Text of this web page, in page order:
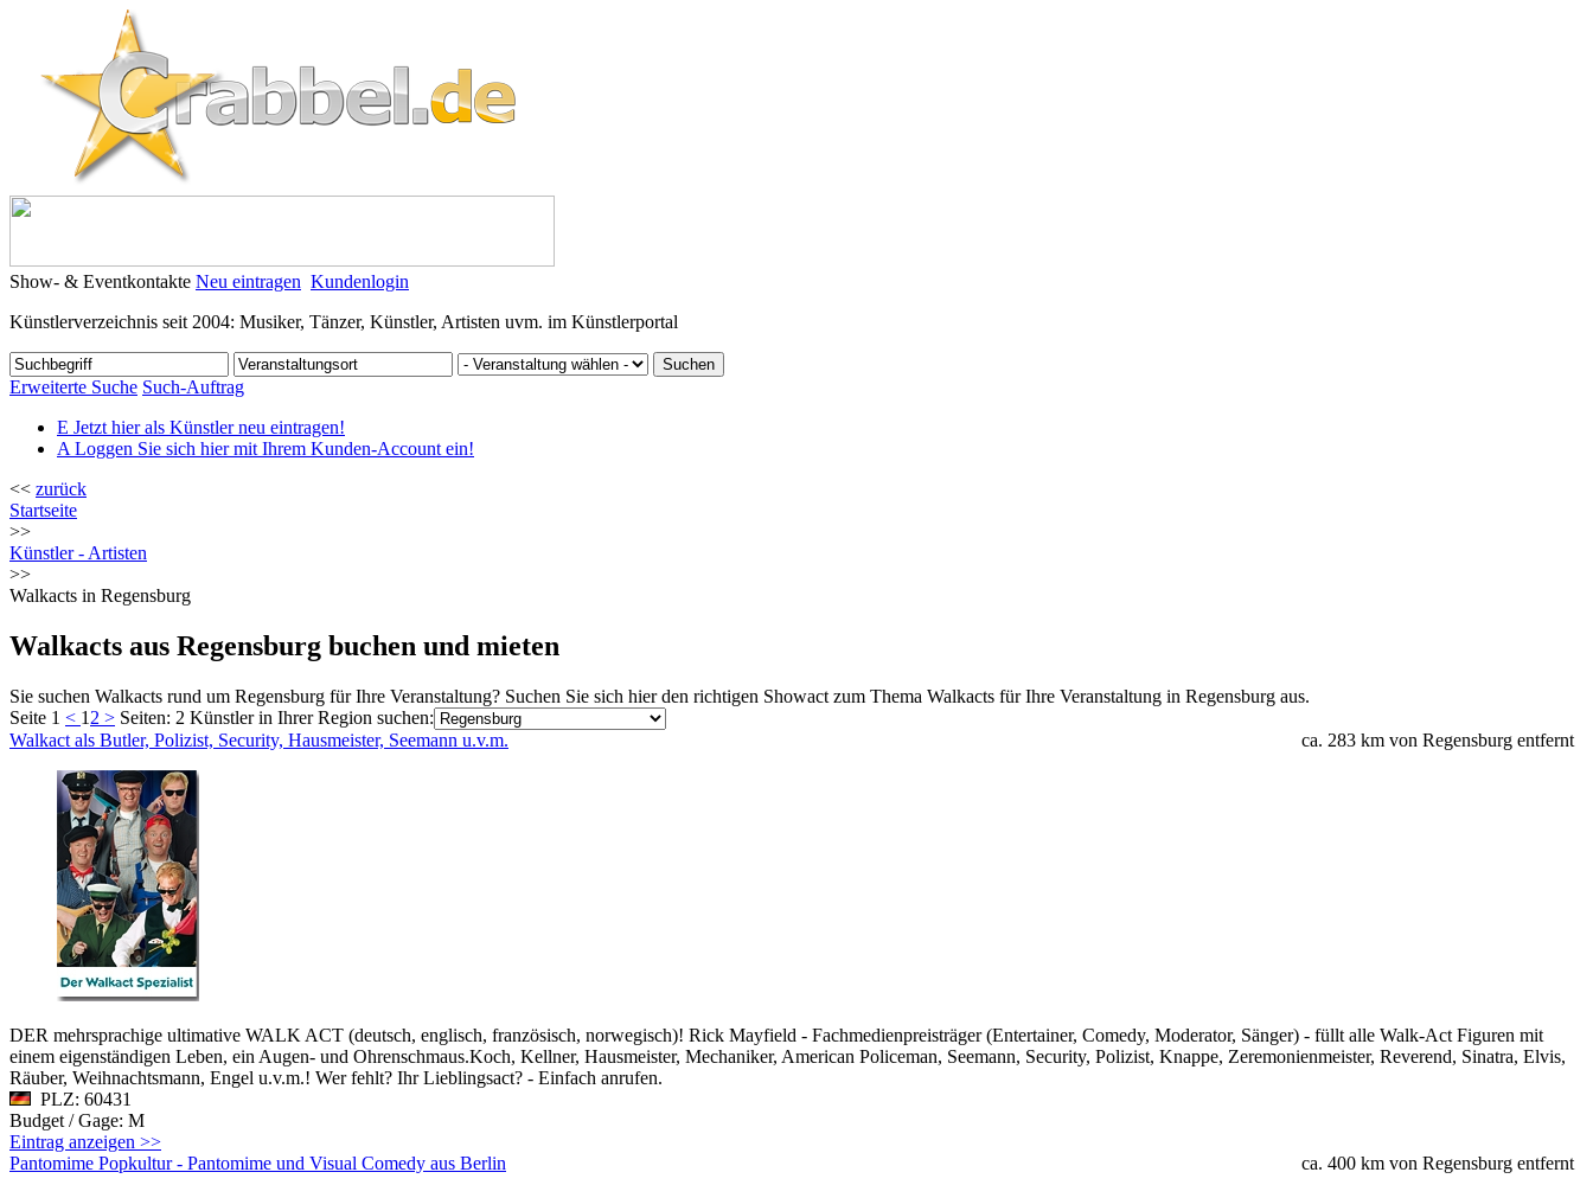
Show- & Eventkontakte Neu eintragen Kundenlogin
Künstlerverzeichnis seit 2004: Musiker, Tänzer, Künstler, Artisten uvm. im Künstlerportal
Erweiterte Suche Such-Auftrag
E Jetzt hier als Künstler neu eintragen!
A Loggen Sie sich hier mit Ihrem Kunden-Account ein!
<< zurück
Startseite
>>
Künstler - Artisten
>>
Walkacts in Regensburg
Walkacts aus Regensburg buchen und mieten
Sie suchen Walkacts rund um Regensburg für Ihre Veranstaltung? Suchen Sie sich hier den richtigen Showact zum Thema Walkacts für Ihre Veranstaltung in Regensburg aus.
Seite 1 < 1 2 > Seiten: 2 Künstler in Ihrer Region suchen:
ca. 283 km von Regensburg entfernt
Walkact als Butler, Polizist, Security, Hausmeister, Seemann u.v.m.
DER mehrsprachige ultimative WALK ACT (deutsch, englisch, französisch, norwegisch)! Rick Mayfield - Fachmedienpreisträger (Entertainer, Comedy, Moderator, Sänger) - füllt alle Walk-Act Figuren mit
einem eigenständigen Leben, ein Augen- und Ohrenschmaus.Koch, Kellner, Hausmeister, Mechaniker, American Policeman, Seemann, Security, Polizist, Knappe, Zeremonienmeister, Reverend, Sinatra, Elvis,
Räuber, Weihnachtsmann, Engel u.v.m.! Wer fehlt? Ihr Lieblingsact? - Einfach anrufen.
PLZ: 60431
Budget / Gage: M
Eintrag anzeigen >>
ca. 400 km von Regensburg entfernt
Pantomime Popkultur - Pantomime und Visual Comedy aus Berlin